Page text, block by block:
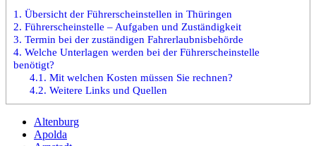
1. Übersicht der Führerscheinstellen in Thüringen
2. Führerscheinstelle – Aufgaben und Zuständigkeit
3. Termin bei der zuständigen Fahrerlaubnisbehörde
4. Welche Unterlagen werden bei der Führerscheinstelle
benötigt?
4.1. Mit welchen Kosten müssen Sie rechnen?
4.2. Weitere Links und Quellen
Altenburg
Apolda